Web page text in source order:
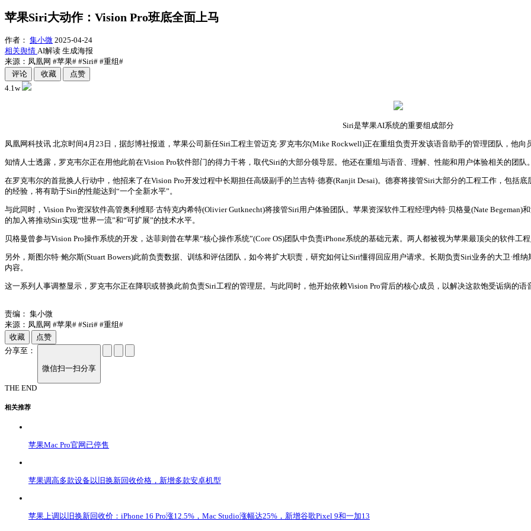
苹果Siri大动作：Vision Pro班底全面上马
作者： 集小微 2025-04-24
相关舆情 AI解读 生成海报
来源：凤凰网 #苹果# #Siri# #重组#
评论
收藏
点赞
4.1w
Siri是苹果AI系统的重要组成部分
凤凰网科技讯 北京时间4月23日，据彭博社报道，苹果公司新任Siri工程主管迈克·罗克韦尔(Mike Rockwell)正在重组负责开发该语音助手的管理团队，他
知情人士透露，罗克韦尔正在用他此前在Vision Pro软件部门的得力干将，取代Siri的大部分领导层。他还在重组与语音、理解、性能和用户体验相关的团队。
在罗克韦尔的首批换人行动中，他招来了在Vision Pro开发过程中长期担任高级副手的兰吉特·德赛(Ranjit Desai)。德赛将接管Siri大部分的工程工作，包括
的经验，将有助于Siri的性能达到“一个全新水平”。
与此同时，Vision Pro资深软件高管奥利维耶·古特克内希特(Olivier Gutknecht)将接管Siri用户体验团队。苹果资深软件工程经理内特·贝格曼(Nate
的加入将推动Siri实现“世界一流”和“可扩展”的技术水平。
贝格曼曾参与Vision Pro操作系统的开发，达菲则曾在苹果“核心操作系统”(Core OS)团队中负责iPhone系统的基础元素。两人都被视为苹果最顶尖的软件工
另外，斯图尔特·鲍尔斯(Stuart Bowers)此前负责数据、训练和评估团队，如今将扩大职责，研究如何让Siri懂得回应用户请求。长期负责Siri业务的大卫·维
内容。
这一系列人事调整显示，罗克韦尔正在降职或替换此前负责Siri工程的管理层。与此同时，他开始依赖Vision Pro背后的核心成员，以解决这款饱受诟病的语
责编： 集小微
来源：凤凰网 #苹果# #Siri# #重组#
收藏
点赞
分享至：
微信扫一扫分享
THE END
相关推荐
苹果Mac Pro官网已停售
苹果调高多款设备以旧换新回收价格，新增多款安卓机型
苹果上调以旧换新回收价：iPhone 16 Pro涨12.5%，Mac Studio涨幅达25%，新增谷歌Pixel 9和一加13